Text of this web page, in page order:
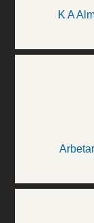
K A